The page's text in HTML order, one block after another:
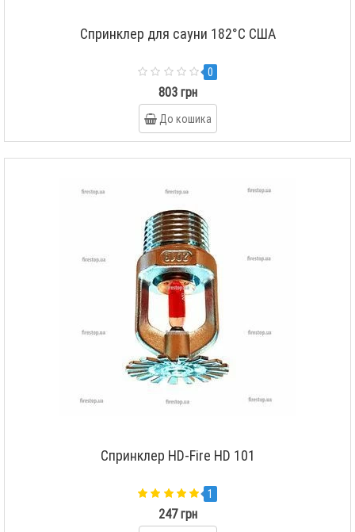
Спринклер для сауни 182°С США
0
803 грн
До кошика
Спринклер HD-Fire HD 101
1
247 грн